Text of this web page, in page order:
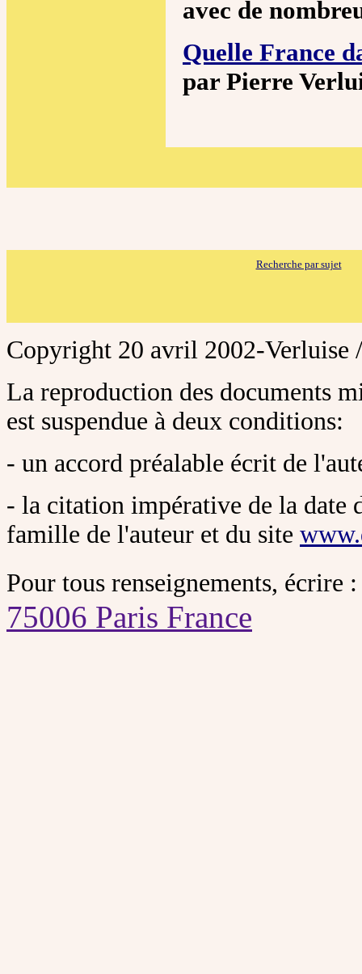
avec de
Quelle France
par Pierre
Recherche par sujet
Copyright 20 avril 2002-Verluise /
La reproduction des documents
est suspendue à deux conditions:
- un accord préalable écrit de
- la citation impérative de la date
famille de l'auteur et du site
Pour tous renseignements, écrire
75006 Paris France